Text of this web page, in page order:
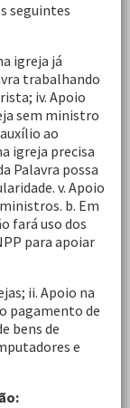
seguintes
igreja já
trabalhando
iv. Apoio
sem ministro
ao
igreja precisa
Palavra possa
v. Apoio
b. Em
fará uso dos
para apoiar
ii. Apoio na
pagamento de
bens de
e